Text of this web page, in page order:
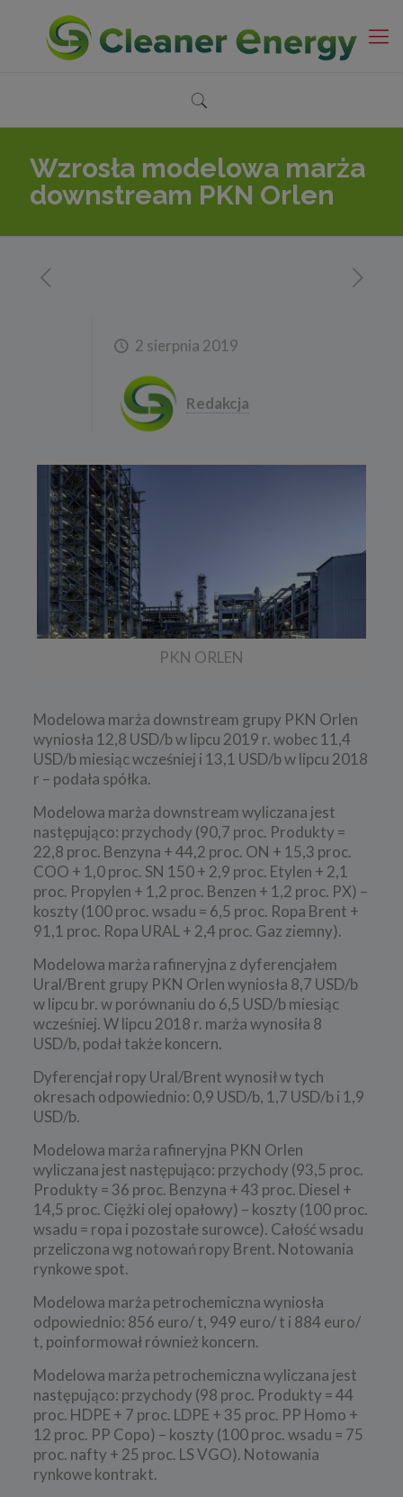
Wzrosła modelowa marża
downstream PKN Orlen
2 sierpnia 2019
Redakcja
PKN ORLEN
Modelowa marża downstream grupy PKN Orlen
wyniosła 12,8 USD/b w lipcu 2019 r. wobec 11,4
USD/b miesiąc wcześniej i 13,1 USD/b w lipcu 2018
r – podała spółka.
Modelowa marża downstream wyliczana jest
następująco: przychody (90,7 proc. Produkty =
22,8 proc. Benzyna + 44,2 proc. ON + 15,3 proc.
COO + 1,0 proc. SN 150 + 2,9 proc. Etylen + 2,1
proc. Propylen + 1,2 proc. Benzen + 1,2 proc. PX) –
koszty (100 proc. wsadu = 6,5 proc. Ropa Brent +
91,1 proc. Ropa URAL + 2,4 proc. Gaz ziemny).
Modelowa marża rafineryjna z dyferencjałem
Ural/Brent grupy PKN Orlen wyniosła 8,7 USD/b
w lipcu br. w porównaniu do 6,5 USD/b miesiąc
wcześniej. W lipcu 2018 r. marża wynosiła 8
USD/b, podał także koncern.
Dyferencjał ropy Ural/Brent wynosił w tych
okresach odpowiednio: 0,9 USD/b, 1,7 USD/b i 1,9
USD/b.
Modelowa marża rafineryjna PKN Orlen
wyliczana jest następująco: przychody (93,5 proc.
Produkty = 36 proc. Benzyna + 43 proc. Diesel +
14,5 proc. Ciężki olej opałowy) – koszty (100 proc.
wsadu = ropa i pozostałe surowce). Całość wsadu
przeliczona wg notowań ropy Brent. Notowania
rynkowe spot.
Modelowa marża petrochemiczna wyniosła
odpowiednio: 856 euro/ t, 949 euro/ t i 884 euro/
t, poinformował również koncern.
Modelowa marża petrochemiczna wyliczana jest
następująco: przychody (98 proc. Produkty = 44
proc. HDPE + 7 proc. LDPE + 35 proc. PP Homo +
12 proc. PP Copo) – koszty (100 proc. wsadu = 75
proc. nafty + 25 proc. LS VGO). Notowania
rynkowe kontrakt.